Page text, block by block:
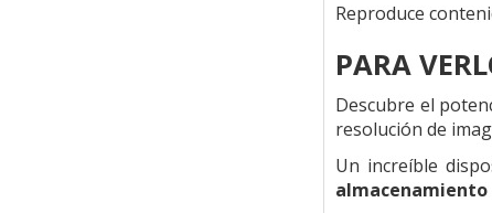
Reproduce
PARA
Descubre el
resolución de
Un increíble